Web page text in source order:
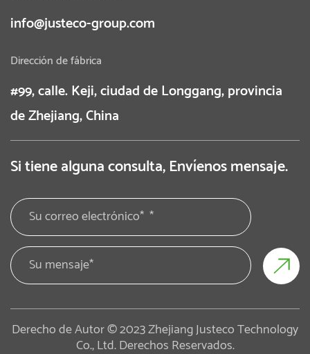
info@justeco-group.com
Dirección de fábrica
#99, calle. Keji, ciudad de Longgang, provincia
de Zhejiang, China
Si tiene alguna consulta, Envíenos mensaje.
Derecho de Autor © 2023 Zhejiang Justeco Technology
Co., Ltd. Derechos Reservados.